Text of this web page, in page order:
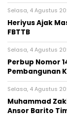
Selasa, 4 Agustus
Heriyus Ajak
FBTTB
Selasa, 4 Agustus
Perbup Nomor
Pembangunan
Selasa, 4 Agustus
Muhammad
Ansor Barito